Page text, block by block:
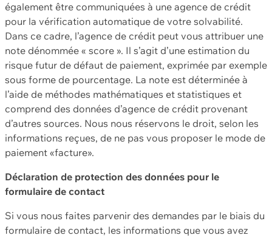
également être communiquées à une agence de crédit
pour la vérification automatique de votre solvabilité.
Dans ce cadre, l’agence de crédit peut vous attribuer une
note dénommée « score ». Il s’agit d’une estimation du
risque futur de défaut de paiement, exprimée par exemple
sous forme de pourcentage. La note est déterminée à
l’aide de méthodes mathématiques et statistiques et
comprend des données d’agence de crédit provenant
d’autres sources. Nous nous réservons le droit, selon les
informations reçues, de ne pas vous proposer le mode de
paiement «facture».
Déclaration de protection des données pour le
formulaire de contact
Si vous nous faites parvenir des demandes par le biais du
formulaire de contact, les informations que vous avez